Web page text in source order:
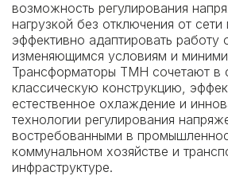
возможность регулирования
нагрузкой без отключения от сети
эффективно адаптировать работу
изменяющимся условиям и
Трансформаторы ТМН сочетают в
классическую конструкцию,
естественное охлаждение и
технологии регулирования
востребованными в
коммунальном хозяйстве и
инфраструктуре.